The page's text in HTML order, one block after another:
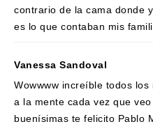
contrario de la cama donde
es lo que contaban mis
Vanessa Sandoval
Wowwww increíble todos
a la mente cada vez que
buenísimas te felicito Pablo